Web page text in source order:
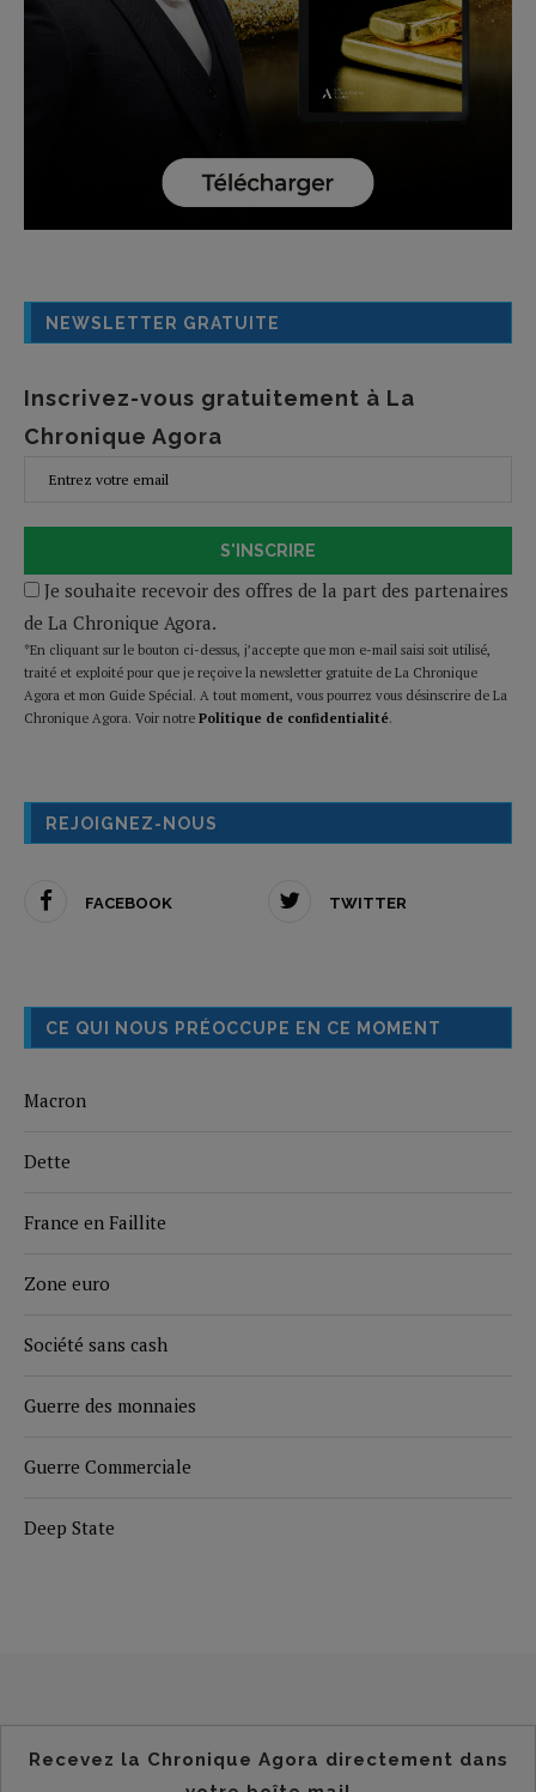
NEWSLETTER GRATUITE
Inscrivez-vous gratuitement à La
Chronique Agora
S'INSCRIRE
Je souhaite recevoir des offres de la part des partenaires
de La Chronique Agora.
*En cliquant sur le bouton ci-dessus, j’accepte que mon e-mail saisi soit utilisé,
traité et exploité pour que je reçoive la newsletter gratuite de La Chronique
Agora et mon Guide Spécial. A tout moment, vous pourrez vous désinscrire de La
Chronique Agora. Voir notre Politique de confidentialité.
REJOIGNEZ-NOUS
FACEBOOK TWITTER
CE QUI NOUS PRÉOCCUPE EN CE MOMENT
Macron
Dette
France en Faillite
Zone euro
Société sans cash
Guerre des monnaies
Guerre Commerciale
Deep State
Recevez la Chronique Agora directement dans